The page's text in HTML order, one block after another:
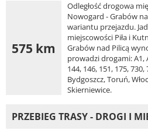
575 km
Odległość drogowa
Nowogard - Grabów
wariantu przejazdu.
miejscowości Piła i
Grabów nad Pilicą
prowadzi drogami: A1,
144, 146, 151, 175,
Bydgoszcz, Toruń,
Skierniewice.
PRZEBIEG TRASY - DROGI I